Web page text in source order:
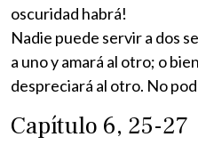
oscuridad habrá!
Nadie puede servir a dos
a uno y amará al otro; o
despreciará al otro. No
Capítulo 6, 25-27